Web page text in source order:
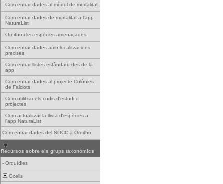
- Com entrar dades al mòdul de mortalitat
- Com entrar dades de mortalitat a l'app
NaturaList
- Ornitho i les espècies amenaçades
- Com entrar dades amb localitzacions
precises
- Com entrar llistes estàndard des de la
app
- Com entrar dades al projecte Colònies
de Falciots
- Com utilitzar els codis d'estudi o
projectes
- Com actualitzar la llista d'espècies a
l'app NaturaList
Com entrar dades del SOCC a Ornitho
Recursos sobre els grups taxonòmics
- Orquídies
Ocells